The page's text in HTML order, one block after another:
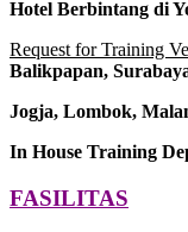
Hotel Berbintang di
Request for Training
Balikpapan,
Jogja, Lombok,
In House Training
FASILITAS